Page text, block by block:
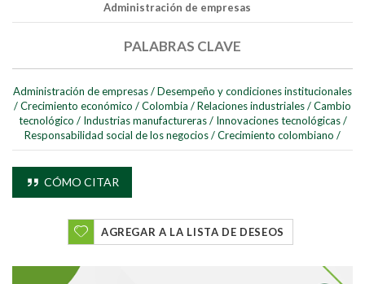
Buscar
Administración de empresas
PALABRAS CLAVE
Administración de empresas/Desempeño y condiciones institucionales
/Crecimiento económico /Colombia /Relaciones industriales/Cambio
tecnológico / Industrias manufactureras / Innovaciones tecnológicas /
Responsabilidad social de los negocios/Crecimiento colombiano /
CÓMO CITAR
AGREGAR A LA LISTA DE DESEOS